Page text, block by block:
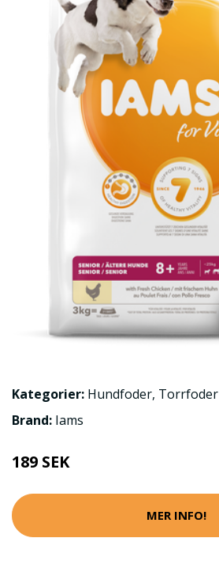
Kategorier: Hundfoder, Torrfoder
Brand: Iams
189 SEK
MER INFO!